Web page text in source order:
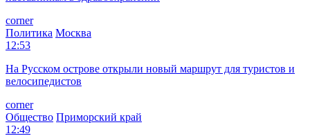
corner
Политика Москва
12:53
На Русском острове открыли новый маршрут для туристов и
велосипедистов
corner
Общество Приморский край
12:49